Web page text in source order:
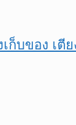
บของ เตี